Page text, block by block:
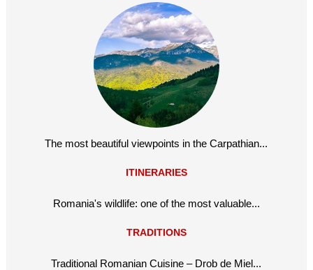
The most beautiful viewpoints in the Carpathian...
ITINERARIES
Romania's wildlife: one of the most valuable...
TRADITIONS
Traditional Romanian Cuisine – Drob de Miel...